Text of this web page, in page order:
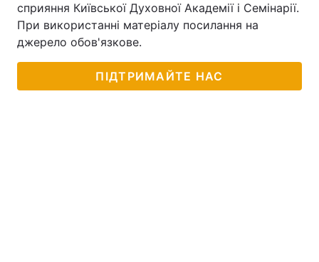
сприяння Київської Духовної Академії і Семінарії.
При використанні матеріалу посилання на
джерело обов'язкове.
ПІДТРИМАЙТЕ НАС